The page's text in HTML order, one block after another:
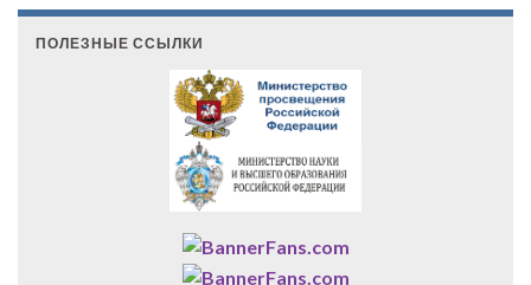
ПОЛЕЗНЫЕ ССЫЛКИ